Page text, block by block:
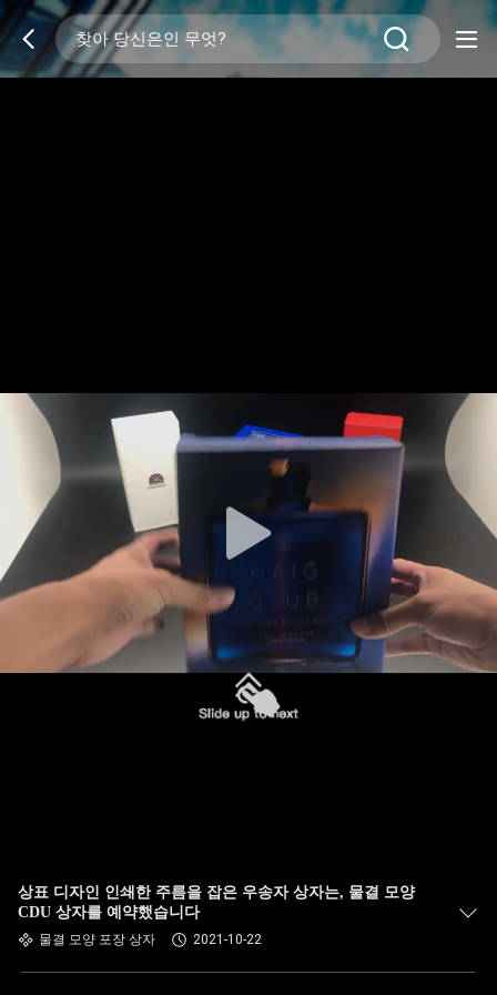
상표 디자인 인쇄한 주름을 잡은 우송자 상자는, 물결 모양
CDU 상자를 예약했습니다
물결 모양 포장 상자 2021-10-22